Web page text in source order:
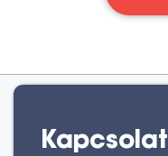
Kapcsolat